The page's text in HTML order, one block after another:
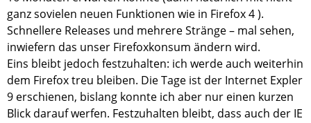
ganz sovielen neuen Funktionen wie in Firefox 4 ).
Schnellere Releases und mehrere Stränge – mal sehen,
inwiefern das unser Firefoxkonsum ändern wird.
Eins bleibt jedoch festzuhalten: ich werde auch weiterhin
dem Firefox treu bleiben. Die Tage ist der Internet Expler
9 erschienen, bislang konnte ich aber nur einen kurzen
Blick darauf werfen. Festzuhalten bleibt, dass auch der IE